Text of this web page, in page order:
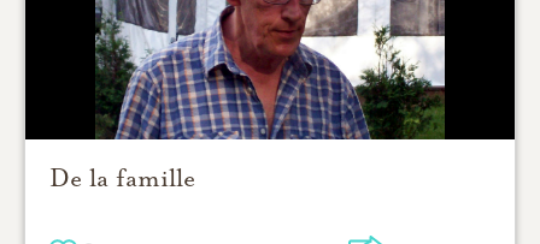
De la famille